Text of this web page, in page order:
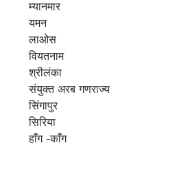
म्यानमार
यमन
लाओस
वियतनाम
श्रीलंका
संयुक्त अरब गणराज्य
सिंगापुर
सिरिया
हाँग -काँग